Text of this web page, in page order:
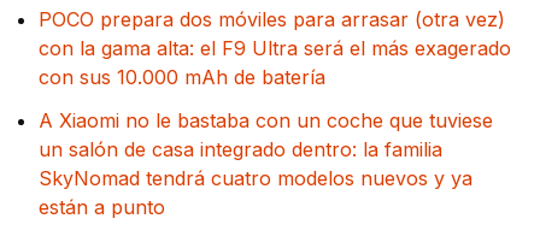
POCO prepara dos móviles para arrasar (otra vez)
con la gama alta: el F9 Ultra será el más exagerado
con sus 10.000 mAh de batería
A Xiaomi no le bastaba con un coche que tuviese
un salón de casa integrado dentro: la familia
SkyNomad tendrá cuatro modelos nuevos y ya
están a punto